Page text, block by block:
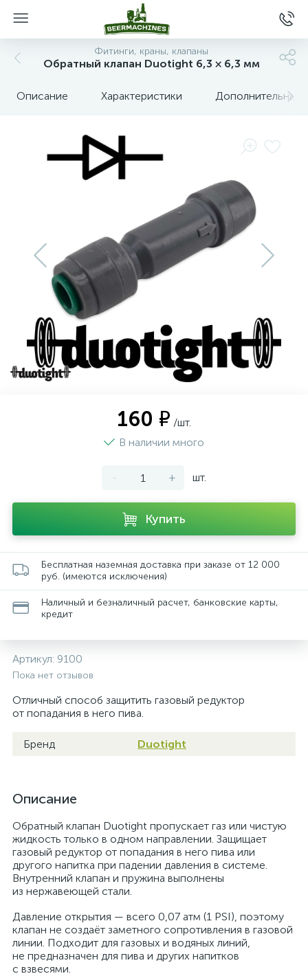
Фитинги, краны, клапаны
Обратный клапан Duotight 6,3 × 6,3 мм
Описание Характеристики Дополнительные
160 ₽ /шт.
В наличии много
- + шт.
Купить
Бесплатная наземная доставка при заказе от 12 000
руб. (имеются исключения)
Наличный и безналичный расчет, банковские карты,
кредит
Артикул: 9100
Пока нет отзывов
Отличный способ защитить газовый редуктор
от попадания в него пива.
Бренд Duotight
Описание
Обратный клапан Duotight пропускает газ или чистую
жидкость только в одном направлении. Защищает
газовый редуктор от попадания в него пива или
другого напитка при падении давления в системе.
Внутренний клапан и пружина выполнены
из нержавеющей стали.
Давление открытия — всего 0,07 атм (1 PSI), поэтому
клапан не создаёт заметного сопротивления в газовой
линии. Подходит для газовых и водяных линий,
не предназначен для пива и других напитков
с взвесями.